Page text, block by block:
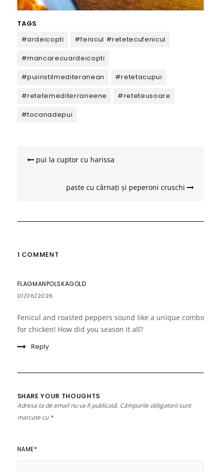
TAGS
#ardeicopti
#fenicul #retetecufenicul
#mancarecuardeicopti
#puiinstilmediteranean
#retetacupui
#retetemediterraneene
#reteteusoare
#tocanadepui
articole
pui la cuptor cu harissa
paste cu cârnați și peperoni cruschi
1 COMMENT
FLAGMANPOLSKAGOLD
01/06/2026
Fenicul and roasted peppers sound like a unique combo
for chicken! How did you season it all?
Reply
SHARE YOUR THOUGHTS
Adresa ta de email nu va fi publicată. Câmpurile obligatorii sunt
marcate cu *
NAME*